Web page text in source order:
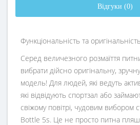
Відгуки (0)
Функціональність та
Серед величезного розмаїття
вибрати дійсно оригінальну,
модель! Для людей, які ведуть
які відвідують спортзал або
свіжому повітрі, чудовим вибором
Bottle 5s. Це не просто питна